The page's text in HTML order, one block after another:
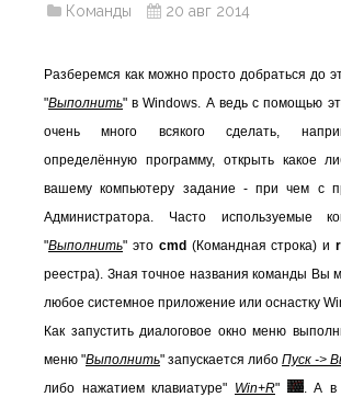
Команды 20 авг 2014
Разберемся как можно просто добраться до
"Выполнить" в Windows. А ведь с помощью
очень много всякого сделать,
определённую программу, открыть какое
вашему компьютеру задание - при чем с
Администратора. Часто используемые
"Выполнить" это cmd (Командная строка) и
реестра). Зная точное названия команды Вы
любое системное приложение или оснастку
Как запустить диалоговое окно меню
меню "Выполнить" запускается либо Пуск ->
либо нажатием клавиатуре" Win+R"
. А в